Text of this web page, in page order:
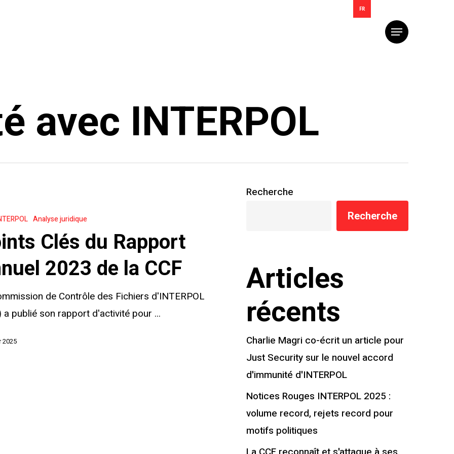
FR
Menu
avec INTERPOL
Analyse juridique
Clés du Rapport
2023 de la CCF
de Contrôle des Fichiers d'INTERPOL
a publié son rapport d'activité pour ...
2025
Recherche
Recherche
Articles
récents
Charlie Magri co-écrit un article pour
Just Security sur le nouvel accord
d'immunité d'INTERPOL
Notices Rouges INTERPOL 2025 :
volume record, rejets record pour
motifs politiques